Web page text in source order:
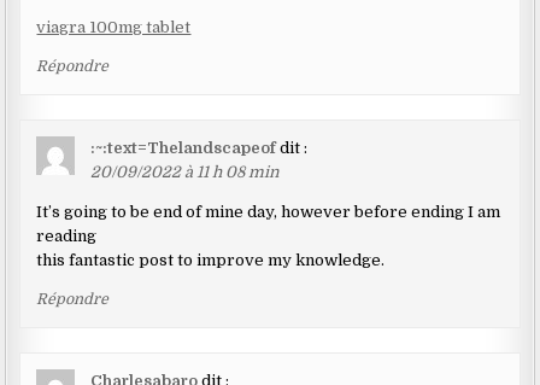
viagra 100mg tablet
Répondre
:~:text=Thelandscapeof dit :
20/09/2022 à 11 h 08 min
It’s going to be end of mine day, however before ending I am
reading
this fantastic post to improve my knowledge.
Répondre
Charlesabaro dit :